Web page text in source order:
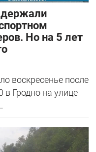
Но на 5 лет
воскресенье после
в Гродно на улице